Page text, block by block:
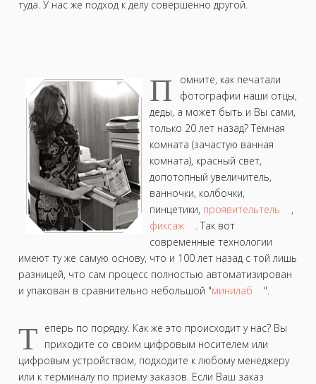
туда. У нас же подход к делу совершенно другой.
П
омните, как печатали
фотографии наши отцы,
деды, а может быть и Вы сами,
только 20 лет назад? Темная
комната (зачастую ванная
комната), красный свет,
допотопный увеличитель,
ванночки, колбочки,
пинцетики, проявительтель
,
фиксаж
. Так вот
современные технологии
имеют ту же самую основу, что и 100 лет назад с той лишь
разницей, что сам процесс полностью автоматизирован
и упакован в сравнительно небольшой "минилаб ".
Т еперь по порядку. Как же это происходит у нас? Вы
приходите со своим цифровым носителем или
цифровым устройством, подходите к любому менеджеру
или к терминалу по приему заказов. Если Ваш заказ